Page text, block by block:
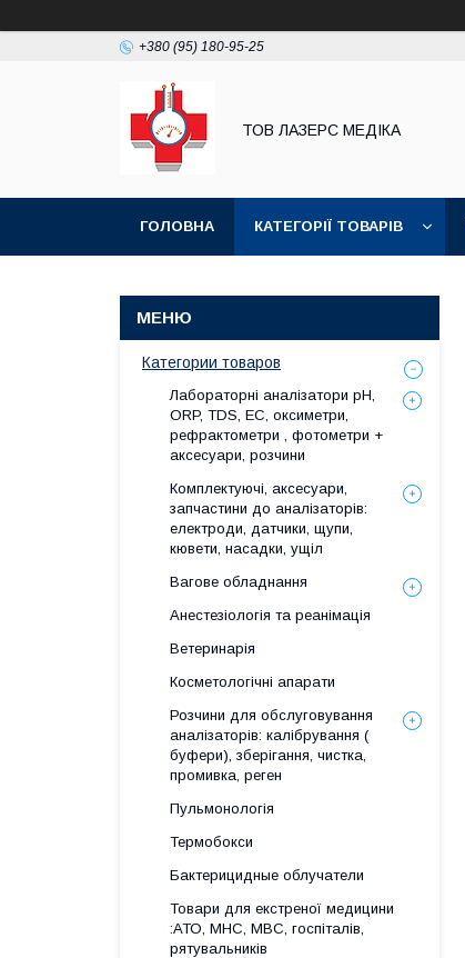
+380 (95) 180-95-25
ТОВ ЛАЗЕРС МЕДІКА
ГОЛОВНА КАТЕГОРІЇ ТОВАРІВ
Категории товаров
Лабораторні аналізатори pH,
ORP, TDS, EC, оксиметри,
рефрактометри , фотометри +
аксесуари, розчини
Комплектуючі, аксесуари,
запчастини до аналізаторів:
електроди, датчики, щупи,
кювети, насадки, ущіл
Вагове обладнання
Анестезіологія та реанімація
Ветеринарія
Косметологічні апарати
Розчини для обслуговування
аналізаторів: калібрування (
буфери), зберігання, чистка,
промивка, реген
Пульмонологія
Термобокси
Бактерицидные облучатели
Товари для екстреної медицини
:АТО, МНС, МВС, госпіталів,
рятувальників